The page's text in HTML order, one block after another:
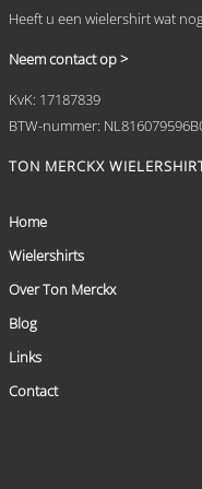
Heeft u een wielershirt wat
Neem contact op >
KvK: 17187839
BTW-nummer:
TON MERCKX
Home
Wielershirts
Over Ton Merckx
Blog
Links
Contact